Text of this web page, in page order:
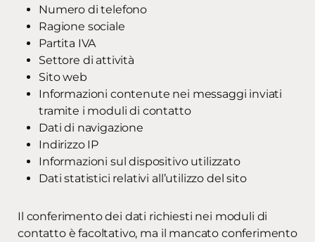
Numero di telefono
Ragione sociale
Partita IVA
Settore di attività
Sito web
Informazioni contenute nei messaggi inviati
tramite i moduli di contatto
Dati di navigazione
Indirizzo IP
Informazioni sul dispositivo utilizzato
Dati statistici relativi all’utilizzo del sito
Il conferimento dei dati richiesti nei moduli di
contatto è facoltativo, ma il mancato conferimento